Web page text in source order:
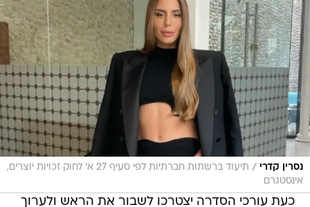
נסרין קדרי /
תיעוד ברשתות חברתיות לפי סעיף 27 א' לחוק זכויות יוצרים,
אינסטגרם
כעת עורכי הסדרה יצטרכו לשבור את הראש ולערוך